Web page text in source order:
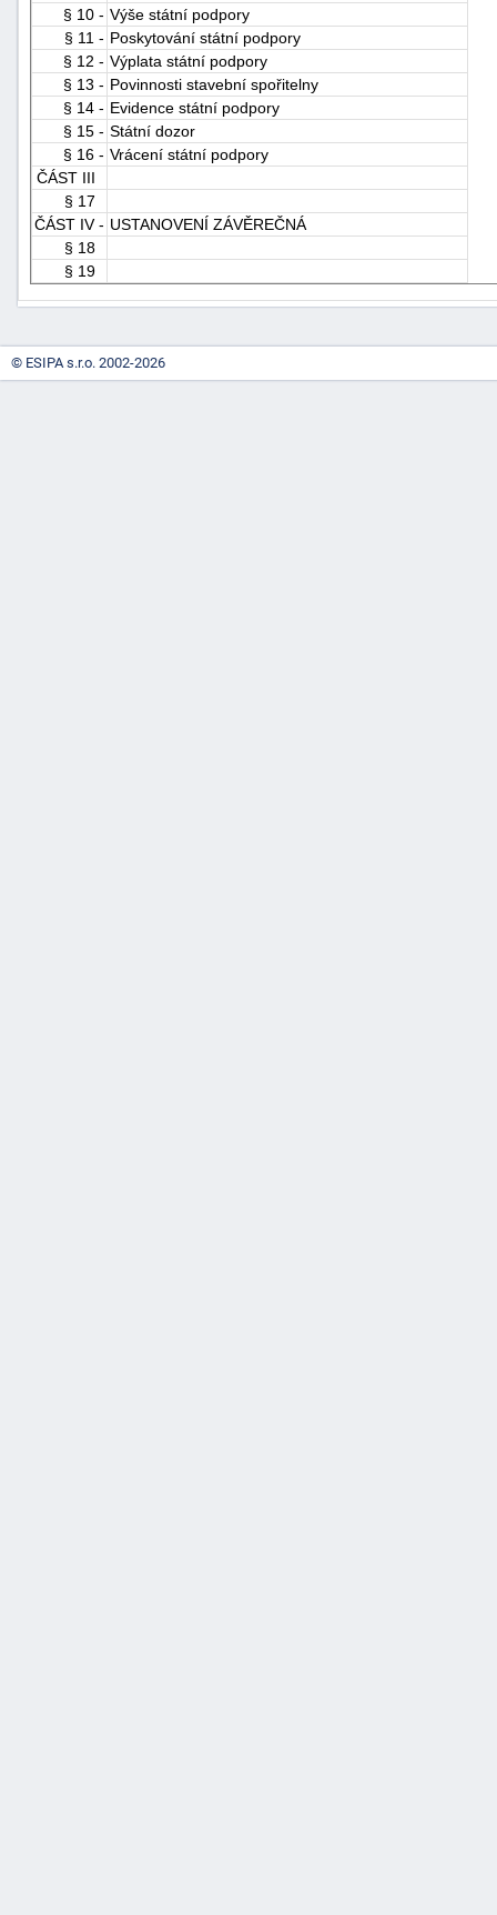
§ 10 - Výše státní podpory
§ 11 - Poskytování státní podpory
§ 12 - Výplata státní podpory
§ 13 - Povinnosti stavební spořitelny
§ 14 - Evidence státní podpory
§ 15 - Státní dozor
§ 16 - Vrácení státní podpory
ČÁST III
§ 17
ČÁST IV - USTANOVENÍ ZÁVĚREČNÁ
§ 18
§ 19
© ESIPA s.r.o. 2002-2026